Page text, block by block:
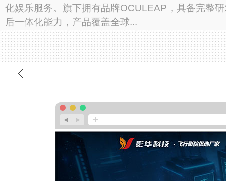
化娱乐服务。旗下拥有品牌OCULEAP，具备完整
后一体化能力，产品覆盖全球...